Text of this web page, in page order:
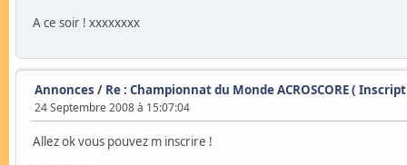
A ce soir ! xxxxxxxx
Annonces / Re : Championnat du Monde ACROSCORE (
24 Septembre 2008 à 15:07:04
Allez ok vous pouvez m inscrire !